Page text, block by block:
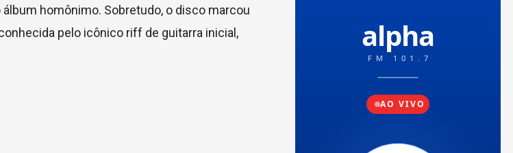
homônimo. Sobretudo, o disco marcou
pelo icônico riff de guitarra inicial,